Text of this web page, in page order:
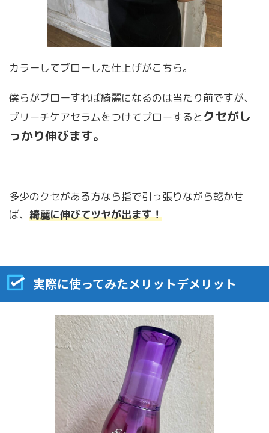
カラーしてブローした仕上げがこちら。
僕らがブローすれば綺麗になるのは当たり前ですが、
ブリーチケアセラムをつけてブローすると クセがし
っかり伸びます。
多少のクセがある方なら指で引っ張りながら乾かせ
ば、 綺麗に伸びてツヤが出ます！
実際に使ってみたメリットデメリット